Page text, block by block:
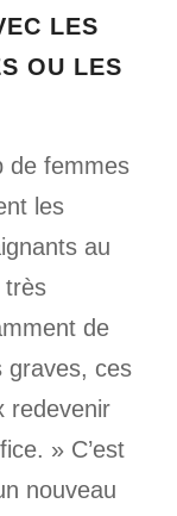
LES
OU LES
de femmes
les
au
très
de
graves, ces
redevenir
» C’est
nouveau